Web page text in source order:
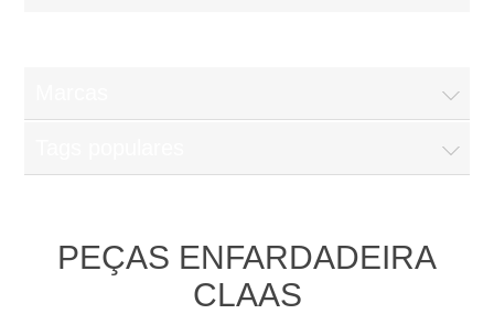
PEÇAS ENFARDADEIRA
CLAAS